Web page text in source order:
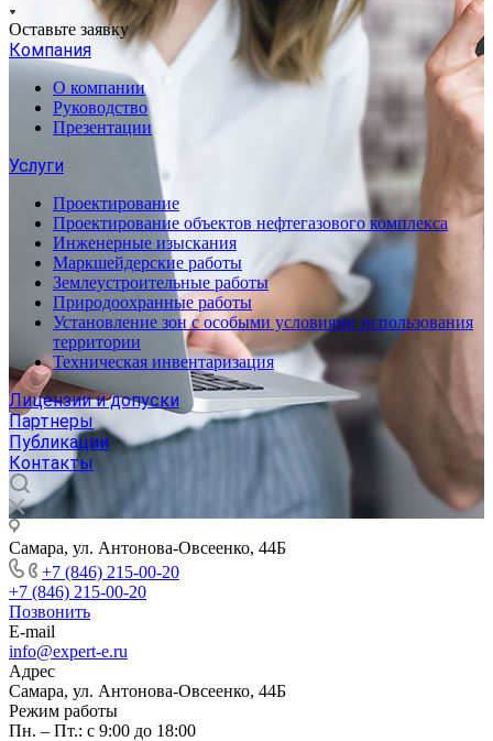
Оставьте заявку
Компания
О компании
Руководство
Презентации
Услуги
Проектирование
Проектирование объектов нефтегазового комплекса
Инженерные изыскания
Маркшейдерские работы
Землеустроительные работы
Природоохранные работы
Установление зон с особыми условиями использования
территории
Техническая инвентаризация
Лицензии и допуски
Партнеры
Публикации
Контакты
Самара, ул. Антонова-Овсеенко, 44Б
+7 (846) 215-00-20
+7 (846) 215-00-20
Позвонить
E-mail
info@expert-e.ru
Адрес
Самара, ул. Антонова-Овсеенко, 44Б
Режим работы
Пн. – Пт.: с 9:00 до 18:00